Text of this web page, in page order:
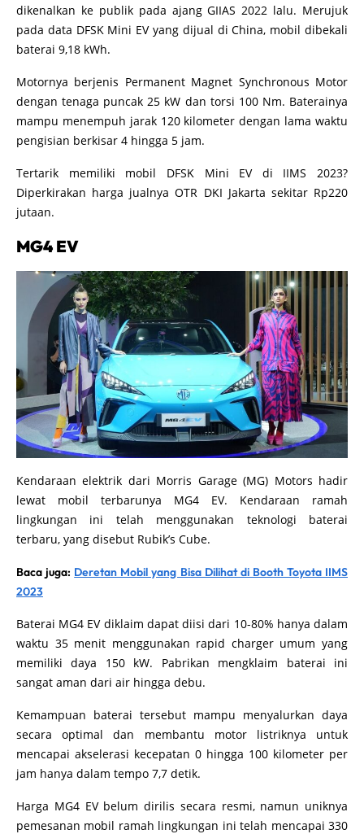
dikenalkan ke publik pada ajang GIIAS 2022 lalu. Merujuk
pada data DFSK Mini EV yang dijual di China, mobil dibekali
baterai 9,18 kWh.
Motornya berjenis Permanent Magnet Synchronous Motor
dengan tenaga puncak 25 kW dan torsi 100 Nm. Baterainya
mampu menempuh jarak 120 kilometer dengan lama waktu
pengisian berkisar 4 hingga 5 jam.
Tertarik memiliki mobil DFSK Mini EV di IIMS 2023?
Diperkirakan harga jualnya OTR DKI Jakarta sekitar Rp220
jutaan.
MG4 EV
Kendaraan elektrik dari Morris Garage (MG) Motors hadir
lewat mobil terbarunya MG4 EV. Kendaraan ramah
lingkungan ini telah menggunakan teknologi baterai
terbaru, yang disebut Rubik’s Cube.
Baca juga: Deretan Mobil yang Bisa Dilihat di Booth Toyota IIMS
2023
Baterai MG4 EV diklaim dapat diisi dari 10-80% hanya dalam
waktu 35 menit menggunakan rapid charger umum yang
memiliki daya 150 kW. Pabrikan mengklaim baterai ini
sangat aman dari air hingga debu.
Kemampuan baterai tersebut mampu menyalurkan daya
secara optimal dan membantu motor listriknya untuk
mencapai akselerasi kecepatan 0 hingga 100 kilometer per
jam hanya dalam tempo 7,7 detik.
Harga MG4 EV belum dirilis secara resmi, namun uniknya
pemesanan mobil ramah lingkungan ini telah mencapai 330